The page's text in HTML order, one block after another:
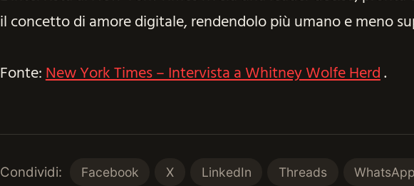
il concetto di amore digitale, rendendolo più umano e meno
Fonte:New York Times – Intervista a Whitney Wolfe Herd.
Condividi: Facebook X LinkedIn Threads WhatsApp